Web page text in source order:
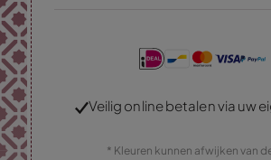
Veilig online betalen via uw
* Kleuren kunnen afwijken van